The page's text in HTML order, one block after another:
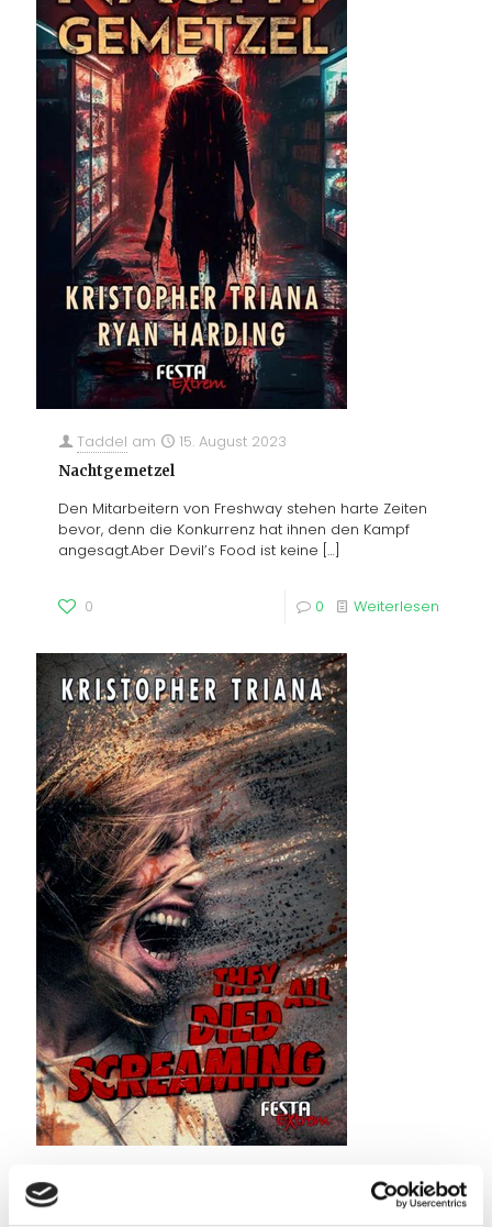
Taddel am 15. August 2023
Nachtgemetzel
Den Mitarbeitern von Freshway stehen harte Zeiten
bevor, denn die Konkurrenz hat ihnen den Kampf
angesagt.Aber Devil’s Food ist keine […]
0 0 Weiterlesen